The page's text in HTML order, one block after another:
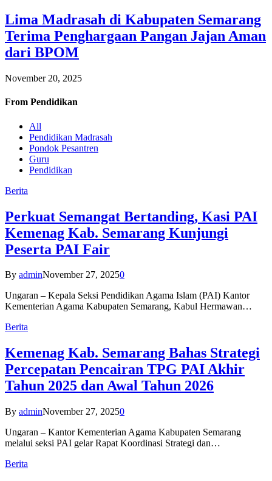
Lima Madrasah di Kabupaten Semarang
Terima Penghargaan Pangan Jajan Aman
dari BPOM
November 20, 2025
From Pendidikan
All
Pendidikan Madrasah
Pondok Pesantren
Guru
Pendidikan
Berita
Perkuat Semangat Bertanding, Kasi PAI
Kemenag Kab. Semarang Kunjungi
Peserta PAI Fair
By adminNovember 27, 20250
Ungaran – Kepala Seksi Pendidikan Agama Islam (PAI) Kantor
Kementerian Agama Kabupaten Semarang, Kabul Hermawan…
Berita
Kemenag Kab. Semarang Bahas Strategi
Percepatan Pencairan TPG PAI Akhir
Tahun 2025 dan Awal Tahun 2026
By adminNovember 27, 20250
Ungaran – Kantor Kementerian Agama Kabupaten Semarang
melalui seksi PAI gelar Rapat Koordinasi Strategi dan…
Berita